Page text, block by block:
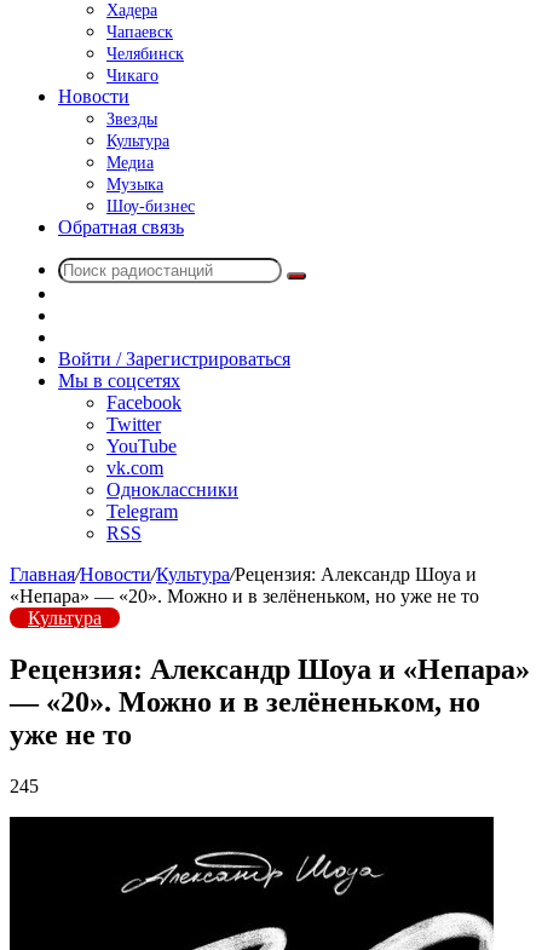
Хадера
Чапаевск
Челябинск
Чикаго
Новости
Звезды
Культура
Медиа
Музыка
Шоу-бизнес
Обратная связь
Поиск
радио
Войти / Зарегистрироваться
Мы в соцсетях
Facebook
Twitter
YouTube
vk.com
Одноклассники
Telegram
RSS
Главная/Новости/Культура/Рецензия: Александр Шоуа и
«Непара» — «20». Можно и в зелёненьком, но уже не то
Культура
Рецензия: Александр Шоуа и «Непара»
— «20». Можно и в зелёненьком, но
уже не то
245